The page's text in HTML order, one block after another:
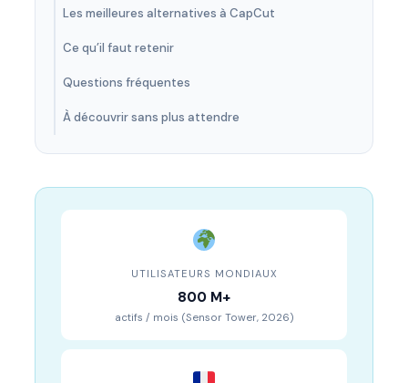
Les meilleures alternatives à CapCut
Ce qu’il faut retenir
Questions fréquentes
À découvrir sans plus attendre
UTILISATEURS MONDIAUX
800 M+
actifs / mois (Sensor Tower, 2026)